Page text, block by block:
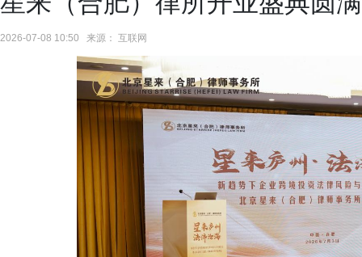
2026-07-08 10:50 来源： 互联网